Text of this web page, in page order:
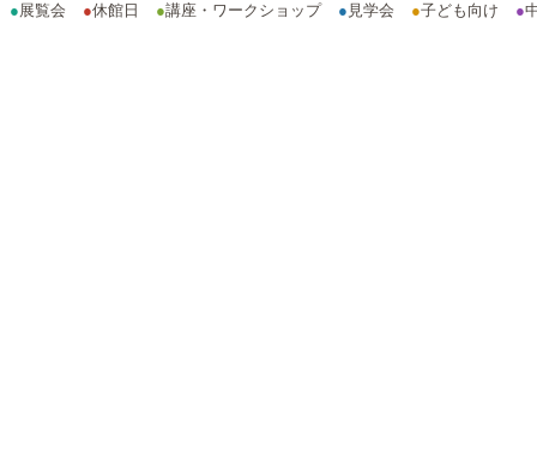
●展覧会 ●休館日 ●講座・ワークショップ ● 見学会 ●子ども向け ●